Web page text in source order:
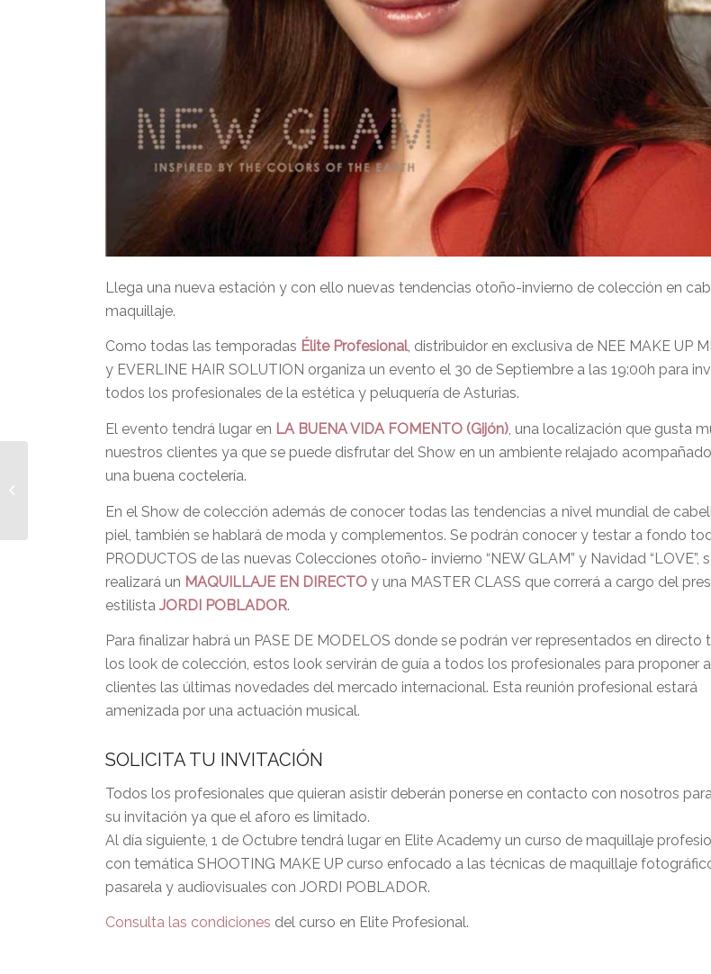
Llega una nueva estación y con ello nuevas tendencias otoño-invierno de colección en
maquillaje.
Como todas las temporadas Élite Profesional, distribuidor en exclusiva de NEE MAKE UP
y EVERLINE HAIR SOLUTION organiza un evento el 30 de Septiembre a las 19:00h para
todos los profesionales de la estética y peluquería de Asturias.
El evento tendrá lugar en LA BUENA VIDA FOMENTO (Gijón), una localización que gusta
nuestros clientes ya que se puede disfrutar del Show en un ambiente relajado
una buena coctelería.
En el Show de colección además de conocer todas las tendencias a nivel mundial de
piel, también se hablará de moda y complementos. Se podrán conocer y testar a fondo
PRODUCTOS de las nuevas Colecciones otoño- invierno “NEW GLAM” y Navidad “LOVE”,
realizará un MAQUILLAJE EN DIRECTO y una MASTER CLASS que correrá a cargo del
estilistaJORDI POBLADOR.
Para finalizar habrá un PASE DE MODELOS donde se podrán ver representados en directo
los look de colección, estos look servirán de guía a todos los profesionales para proponer
clientes las últimas novedades del mercado internacional. Esta reunión profesional estará
amenizada por una actuación musical.
SOLICITA TU INVITACIÓN
Todos los profesionales que quieran asistir deberán ponerse en contacto con nosotros
su invitación ya que el aforo es limitado.
Al día siguiente, 1 de Octubre tendrá lugar en Elite Academy un curso de maquillaje
con temática SHOOTING MAKE UP curso enfocado a las técnicas de maquillaje
pasarela y audiovisuales con JORDI POBLADOR.
Consulta las condiciones del curso en Elite Profesional.
Kerafill Pro llega a
Élite Profesional